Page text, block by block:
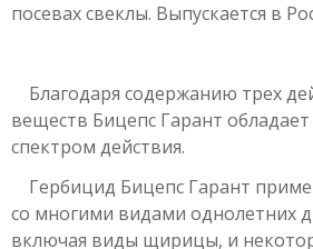
посевах свеклы. Выпускается в
Благодаря содержанию трех
веществ Бицепс Гарант
спектром действия.
Гербицид Бицепс Гарант
со многими видами однолетних
включая виды щирицы, и